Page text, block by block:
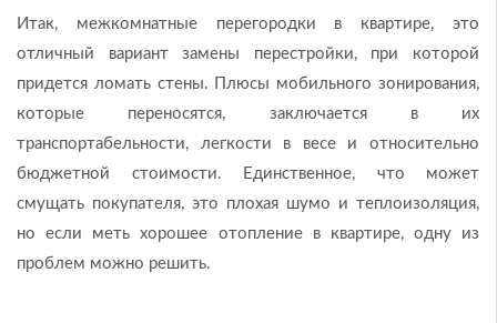
Итак, межкомнатные перегородки в квартире, это
отличный вариант замены перестройки, при которой
придется ломать стены. Плюсы мобильного зонирования,
которые переносятся, заключается в их
транспортабельности, легкости в весе и относительно
бюджетной стоимости. Единственное, что может
смущать покупателя, это плохая шумо и теплоизоляция,
но если меть хорошее отопление в квартире, одну из
проблем можно решить.